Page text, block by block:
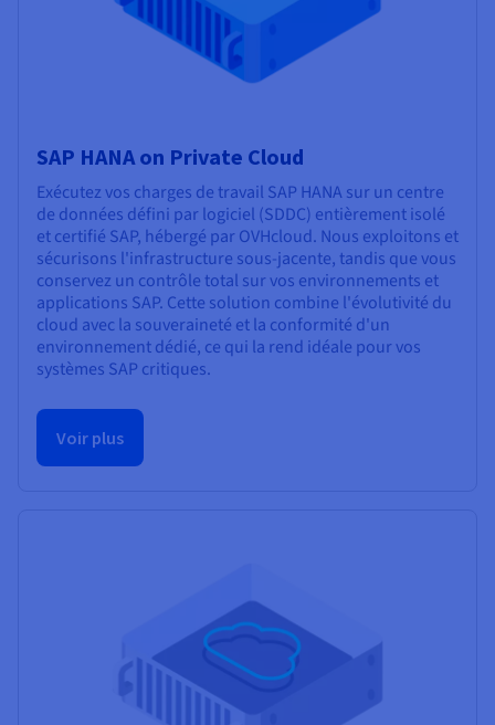
SAP HANA on Private Cloud
Exécutez vos charges de travail SAP HANA sur un centre
de données défini par logiciel (SDDC) entièrement isolé
et certifié SAP, hébergé par OVHcloud. Nous exploitons et
sécurisons l'infrastructure sous-jacente, tandis que vous
conservez un contrôle total sur vos environnements et
applications SAP. Cette solution combine l'évolutivité du
cloud avec la souveraineté et la conformité d'un
environnement dédié, ce qui la rend idéale pour vos
systèmes SAP critiques.
Voir plus